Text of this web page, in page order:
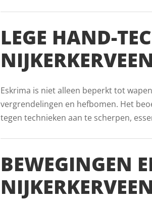
LEGE HAND-
NIJKERKERVEEN
Eskrima is niet alleen beperkt tot
vergrendelingen en hefbomen. Het
tegen technieken aan te scherpen,
BEWEGINGEN
NIJKERKERVEEN